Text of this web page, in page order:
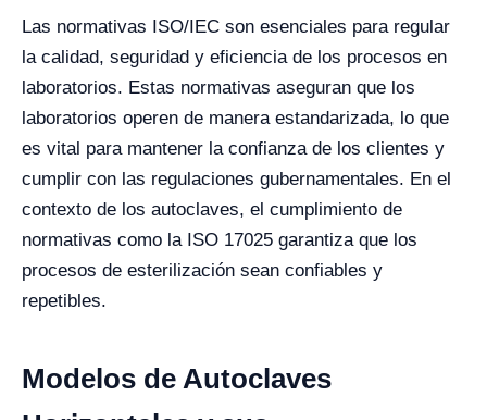
Las normativas ISO/IEC son esenciales para regular
la calidad, seguridad y eficiencia de los procesos en
laboratorios. Estas normativas aseguran que los
laboratorios operen de manera estandarizada, lo que
es vital para mantener la confianza de los clientes y
cumplir con las regulaciones gubernamentales. En el
contexto de los autoclaves, el cumplimiento de
normativas como la ISO 17025 garantiza que los
procesos de esterilización sean confiables y
repetibles.
Modelos de Autoclaves